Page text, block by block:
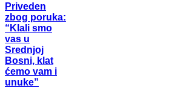
Priveden
zbog poruka:
“Klali smo
vas u
Srednjoj
Bosni, klat
ćemo vam i
unuke”